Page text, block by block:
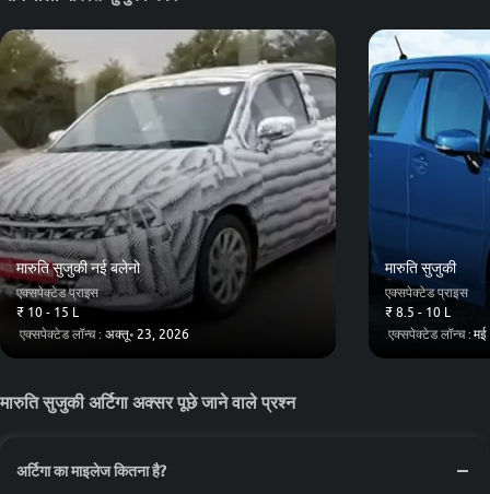
मारुति सुजुकी नई बलेनो
एक्सपेक्टेड प्राइस
₹ 10 - 15 L
एक्सपेक्टेड लॉन्च :अक्तू॰ 23, 2026
मारुति सुजुकी
एक्सपेक्टेड प्राइस
₹ 8.5 - 10 L
एक्सपेक्टेड लॉन्च :
मारुति सुजुकी अर्टिगा अक्सर पूछे जाने वाले प्रश्न
अर्टिगा का माइलेज कितना है?